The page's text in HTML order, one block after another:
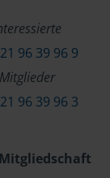
96 39 96 9
96 39 96 3